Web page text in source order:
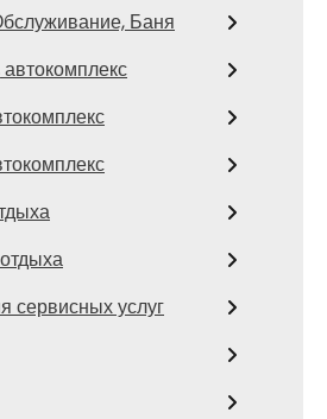
Баня
сервисных услуг